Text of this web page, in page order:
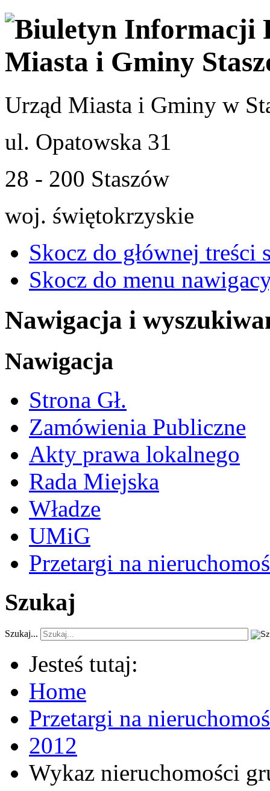
Urząd Miasta i Gminy w
ul. Opatowska 31
28 - 200 Staszów
woj. świętokrzyskie
Skocz do głównej treści
Skocz do menu
Nawigacja i
Nawigacja
Strona Gł.
Zamówienia Publiczne
Akty prawa lokalnego
Rada Miejska
Władze
UMiG
Przetargi na
Szukaj
Szukaj...
Jesteś tutaj:
Home
Przetargi na
2012
Wykaz nieruchomości